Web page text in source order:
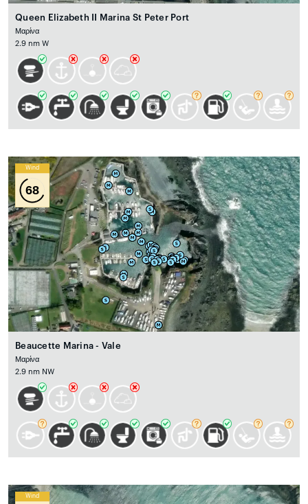
Queen Elizabeth II Marina St Peter Port
Μαρίνα
2.9 nm W
Wind
68
Beaucette Marina - Vale
Μαρίνα
2.9 nm NW
Wind